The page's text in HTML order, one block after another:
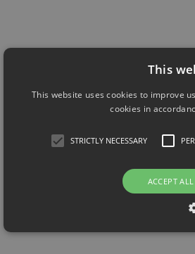
This
This website uses cookies to improve
cookies in
STRICTLY NECESSARY
ACCEPT ALL